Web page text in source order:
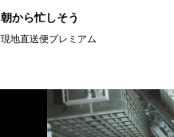
朝から忙しそう
現地直送便プレミアム